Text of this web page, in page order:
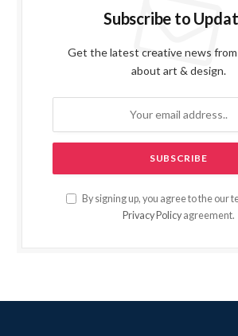
Subscribe to
Get the latest creative news from
about art & design.
By signing up, you agree to the our
Privacy Policy agreement.